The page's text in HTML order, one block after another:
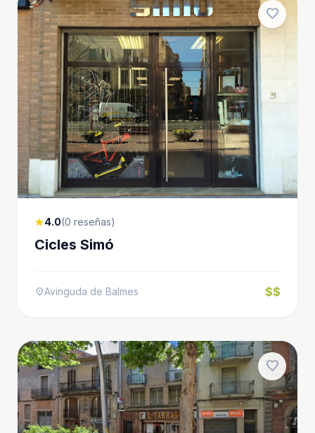
favorite
star4.0(0 reseñas)
Cicles Simó
location_onAvinguda de Balmes $$
favorite